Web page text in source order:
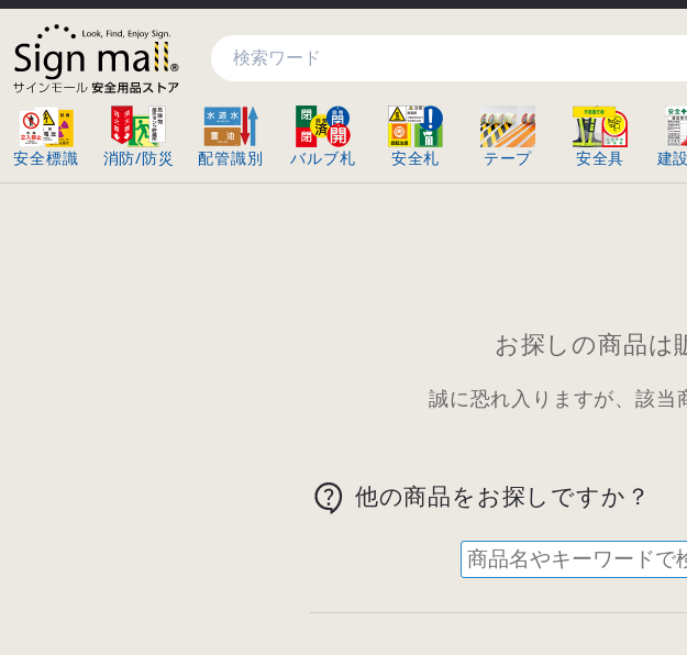
検索
安全標識 消防/防災 配管識別 バルブ札 安全札 テープ 安全具 建
お探しの商品は
誠に恐れ入りますが、該当
他の商品をお探しですか？